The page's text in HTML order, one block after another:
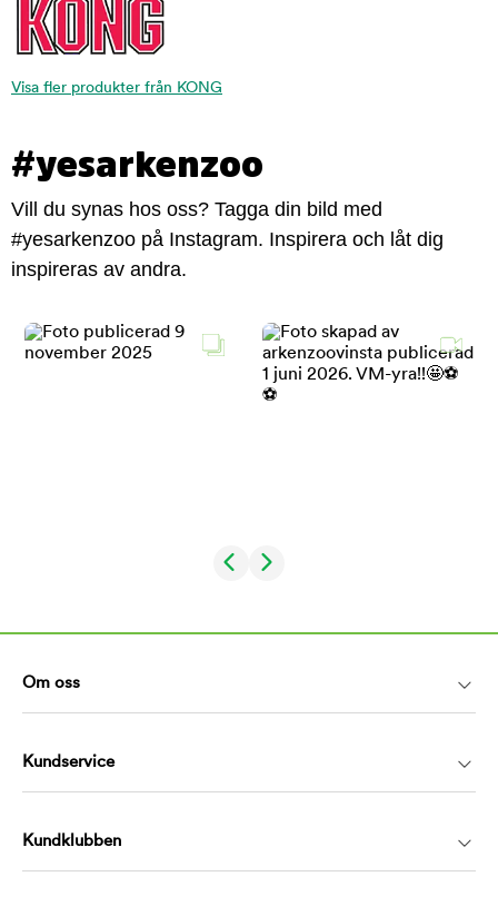
Visa fler produkter från KONG
#yesarkenzoo
Vill du synas hos oss? Tagga din bild med
#yesarkenzoo på Instagram. Inspirera och låt dig
inspireras av andra.
Om oss
Kundservice
Kundklubben